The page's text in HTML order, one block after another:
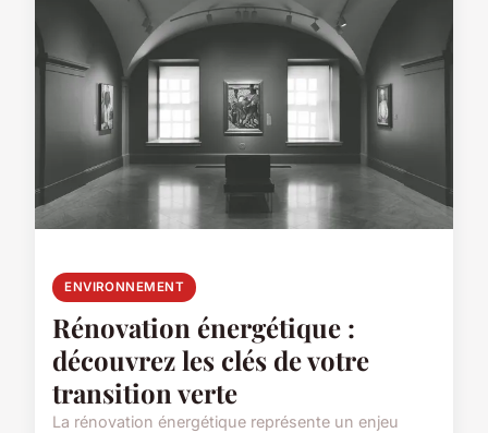
ENVIRONNEMENT
Rénovation énergétique :
découvrez les clés de votre
transition verte
La rénovation énergétique représente un enjeu